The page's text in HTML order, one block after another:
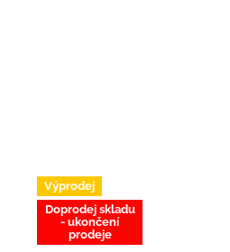
Výprodej
Doprodej skladu
- ukončení
prodeje